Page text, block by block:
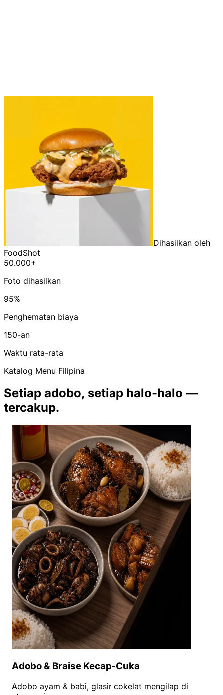
Dihasilkan oleh
FoodShot
50.000+
Foto dihasilkan
95%
Penghematan biaya
150-an
Waktu rata-rata
Katalog Menu Filipina
Setiap adobo, setiap halo-halo —
tercakup.
Adobo & Braise Kecap-Cuka
Adobo ayam & babi, glasir cokelat mengilap di